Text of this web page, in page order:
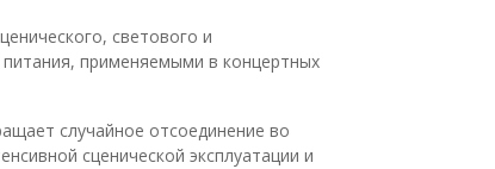
светового и
применяемыми в концертных
случайное отсоединение во
сценической эксплуатации и